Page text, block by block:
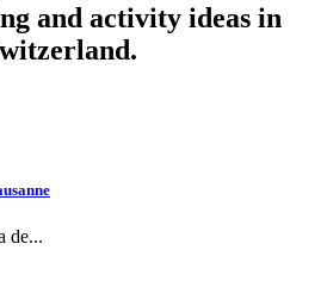
and activity ideas in
de...